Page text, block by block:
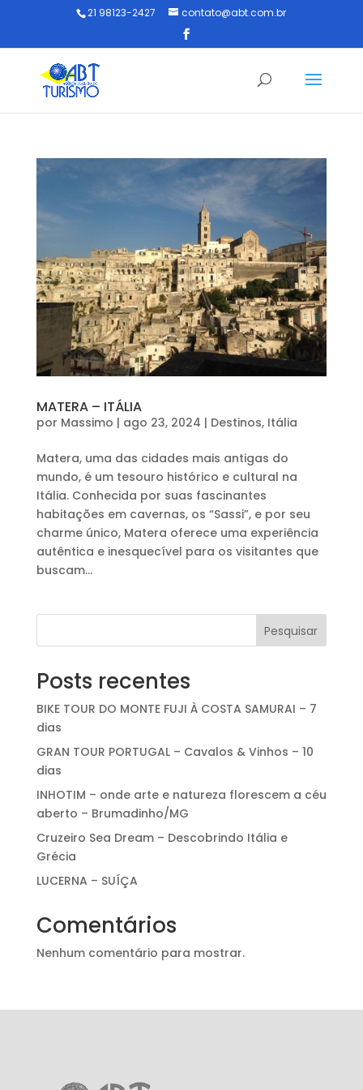
21 98123-2427 contato@abt.com.br
MATERA – ITÁLIA
por Massimo | ago 23, 2024 | Destinos, Itália
Matera, uma das cidades mais antigas do
mundo, é um tesouro histórico e cultural na
Itália. Conhecida por suas fascinantes
habitações em cavernas, os “Sassi”, e por seu
charme único, Matera oferece uma experiência
autêntica e inesquecível para os visitantes que
buscam...
Pesquisar
Posts recentes
BIKE TOUR DO MONTE FUJI À COSTA SAMURAI – 7
dias
GRAN TOUR PORTUGAL – Cavalos & Vinhos – 10
dias
INHOTIM – onde arte e natureza florescem a céu
aberto – Brumadinho/MG
Cruzeiro Sea Dream – Descobrindo Itália e
Grécia
LUCERNA – SUÍÇA
Comentários
Nenhum comentário para mostrar.